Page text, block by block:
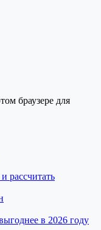
браузере для
рассчитать
в 2026 году